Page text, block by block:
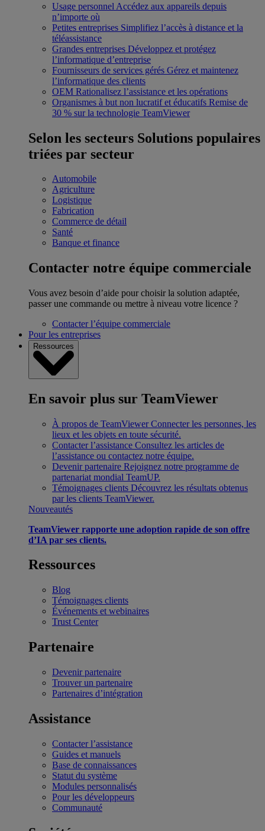
Usage personnel Accédez aux appareils depuis
n’importe où
Petites entreprises Simplifiez l’accès à distance et la
téléassistance
Grandes entreprises Développez et protégez
l’informatique d’entreprise
Fournisseurs de services gérés Gérez et maintenez
l’informatique des clients
OEM Rationalisez l’assistance et les opérations
Organismes à but non lucratif et éducatifs Remise de
30 % sur la technologie TeamViewer
Selon les secteurs Solutions populaires
triées par secteur
Automobile
Agriculture
Logistique
Fabrication
Commerce de détail
Santé
Banque et finance
Contacter notre équipe commerciale
Vous avez besoin d’aide pour choisir la solution adaptée,
passer une commande ou mettre à niveau votre licence ?
Contacter l’équipe commerciale
Pour les entreprises
Ressources
En savoir plus sur TeamViewer
À propos de TeamViewer Connecter les personnes, les
lieux et les objets en toute sécurité.
Contacter l’assistance Consultez les articles de
l’assistance ou contactez notre équipe.
Devenir partenaire Rejoignez notre programme de
partenariat mondial TeamUP.
Témoignages clients Découvrez les résultats obtenus
par les clients TeamViewer.
Nouveautés
TeamViewer rapporte une adoption rapide de son offre
d’IA par ses clients.
Ressources
Blog
Témoignages clients
Événements et webinaires
Trust Center
Partenaire
Devenir partenaire
Trouver un partenaire
Partenaires d’intégration
Assistance
Contacter l’assistance
Guides et manuels
Base de connaissances
Statut du système
Modules personnalisés
Pour les développeurs
Communauté